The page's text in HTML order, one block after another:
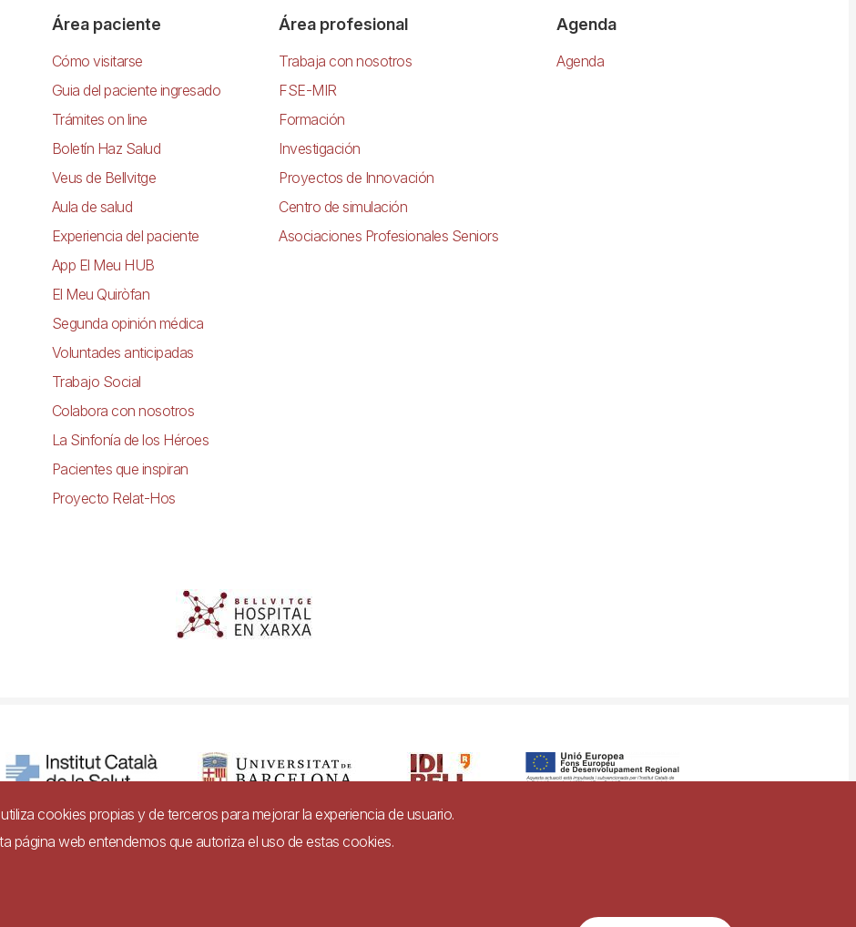
Área paciente
Cómo visitarse
Guia del paciente ingresado
Trámites on line
Boletín Haz Salud
Veus de Bellvitge
Aula de salud
Experiencia del paciente
App El Meu HUB
El Meu Quiròfan
Segunda opinión médica
Voluntades anticipadas
Trabajo Social
Colabora con nosotros
La Sinfonía de los Héroes
Pacientes que inspiran
Proyecto Relat-Hos
Área profesional
Trabaja con nosotros
FSE-MIR
Formación
Investigación
Proyectos de Innovación
Centro de simulación
Asociaciones Profesionales Seniors
Agenda
Agenda
cookies propias y de terceros para mejorar la experiencia de usuario.
página web entendemos que autoriza el uso de estas cookies.